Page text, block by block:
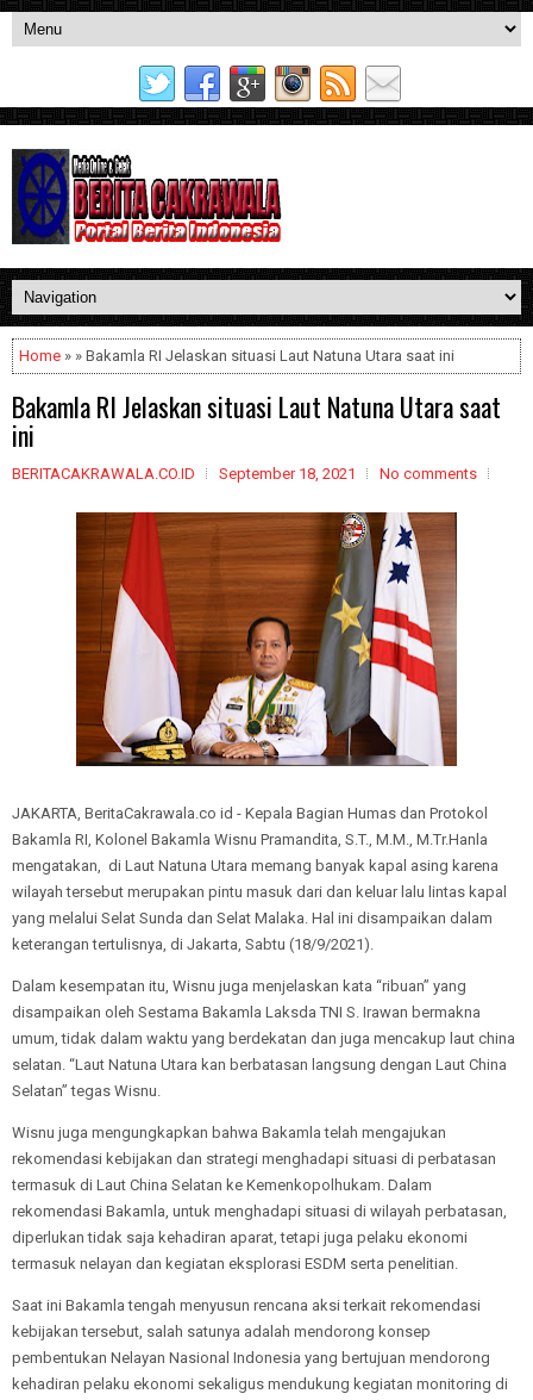
Home » » Bakamla RI Jelaskan situasi Laut Natuna Utara saat ini
Bakamla RI Jelaskan situasi Laut Natuna Utara saat
ini
BERITACAKRAWALA.CO.ID September 18, 2021 No comments
JAKARTA, BeritaCakrawala.co id - Kepala Bagian Humas dan Protokol
Bakamla RI, Kolonel Bakamla Wisnu Pramandita, S.T., M.M., M.Tr.Hanla
mengatakan, di Laut Natuna Utara memang banyak kapal asing karena
wilayah tersebut merupakan pintu masuk dari dan keluar lalu lintas kapal
yang melalui Selat Sunda dan Selat Malaka. Hal ini disampaikan dalam
keterangan tertulisnya, di Jakarta, Sabtu (18/9/2021).
Dalam kesempatan itu, Wisnu juga menjelaskan kata “ribuan” yang
disampaikan oleh Sestama Bakamla Laksda TNI S. Irawan bermakna
umum, tidak dalam waktu yang berdekatan dan juga mencakup laut china
selatan. “Laut Natuna Utara kan berbatasan langsung dengan Laut China
Selatan” tegas Wisnu.
Wisnu juga mengungkapkan bahwa Bakamla telah mengajukan
rekomendasi kebijakan dan strategi menghadapi situasi di perbatasan
termasuk di Laut China Selatan ke Kemenkopolhukam. Dalam
rekomendasi Bakamla, untuk menghadapi situasi di wilayah perbatasan,
diperlukan tidak saja kehadiran aparat, tetapi juga pelaku ekonomi
termasuk nelayan dan kegiatan eksplorasi ESDM serta penelitian.
Saat ini Bakamla tengah menyusun rencana aksi terkait rekomendasi
kebijakan tersebut, salah satunya adalah mendorong konsep
pembentukan Nelayan Nasional Indonesia yang bertujuan mendorong
kehadiran pelaku ekonomi sekaligus mendukung kegiatan monitoring di